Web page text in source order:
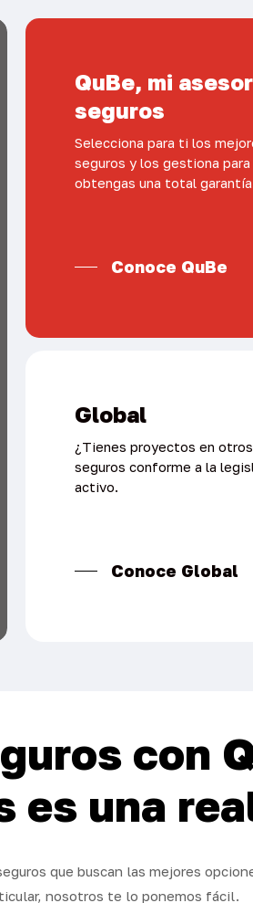
QuBe, mi
seguros
Selecciona para ti los
seguros y los gestiona para
obtengas una total
Conoce QuBe
Global
¿Tienes proyectos en
seguros conforme a la
activo.
Conoce Global
con
es una
que buscan las mejores
nosotros te lo ponemos fácil.